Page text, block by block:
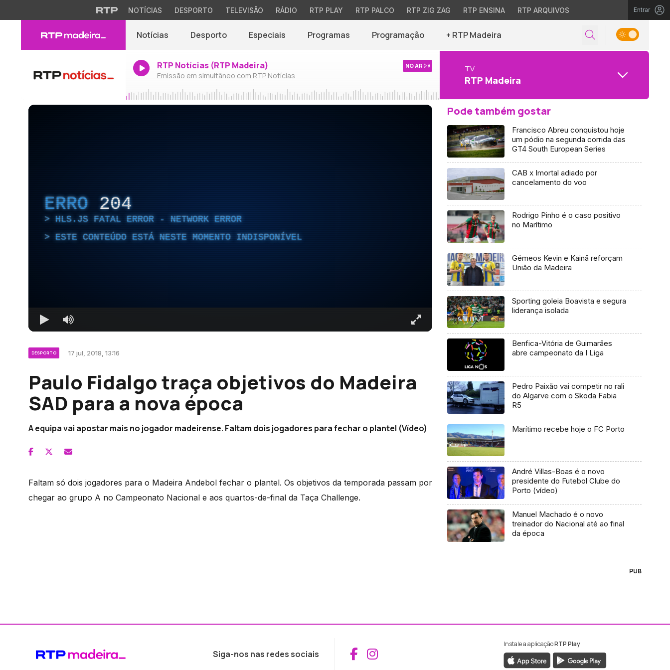
NOTÍCIAS DESPORTO TELEVISÃO RÁDIO RTP PLAY RTP PALCO RTP ZIG ZAG RTP ENSINA RTP ARQUIVOS Entrar
Notícias Desporto Especiais Programas Programação + RTP Madeira
RTP Notícias (RTP Madeira)
Emissão em simultâneo com RTP Notícias
NO AR TV
RTP Madeira
ERRO 204
HLS.JS FATAL ERROR - NETWORK ERROR
ESTE CONTEÚDO ESTÁ NESTE MOMENTO INDISPONÍVEL
DESPORTO 17 jul, 2018, 13:16
Paulo Fidalgo traça objetivos do Madeira
SAD para a nova época
A equipa vai apostar mais no jogador madeirense. Faltam dois jogadores para fechar o plantel (Vídeo)
Faltam só dois jogadores para o Madeira Andebol fechar o plantel. Os objetivos da temporada passam por
chegar ao grupo A no Campeonato Nacional e aos quartos-de-final da Taça Challenge.
Pode também gostar
Francisco Abreu conquistou hoje
um pódio na segunda corrida das
GT4 South European Series
CAB x Imortal adiado por
cancelamento do voo
Rodrigo Pinho é o caso positivo
no Marítimo
Gémeos Kevin e Kainã reforçam
União da Madeira
Sporting goleia Boavista e segura
liderança isolada
Benfica-Vitória de Guimarães
abre campeonato da I Liga
Pedro Paixão vai competir no rali
do Algarve com o Skoda Fabia
R5
Marítimo recebe hoje o FC Porto
André Villas-Boas é o novo
presidente do Futebol Clube do
Porto (vídeo)
Manuel Machado é o novo
treinador do Nacional até ao final
da época
PUB
Siga-nos nas redes sociais Aceder ao Facebook da RTP Madeira
Aceder ao Instagram da RTP Madeira
Instale a aplicaçãoRTP Play